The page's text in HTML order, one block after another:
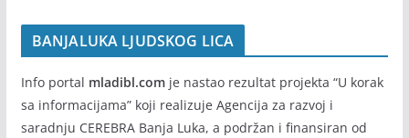
BANJALUKA LJUDSKOG LICA
Info portal mladibl.comje nastao rezultat projekta “U korak
sa informacijama” koji realizuje Agencija za razvoj i
saradnju CEREBRA Banja Luka, a podržan i finansiran od